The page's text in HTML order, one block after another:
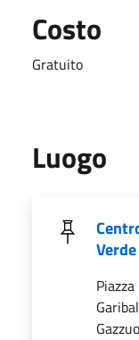
Costo
Gratuito
Luogo
Verde